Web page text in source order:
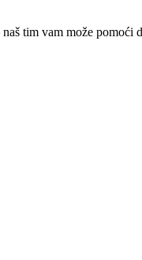
tim vam može pomoći